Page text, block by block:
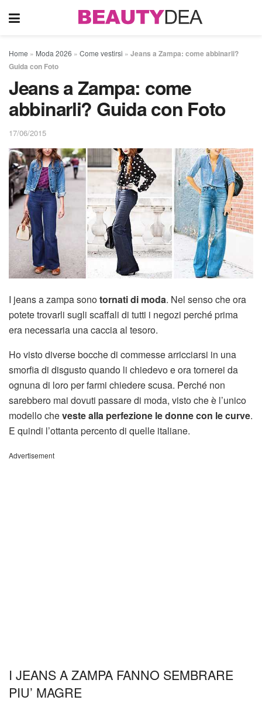
Home » Moda 2026 » Come vestirsi » Jeans a Zampa: come abbinarli?
Guida con Foto
Jeans a Zampa: come
abbinarli? Guida con Foto
17/06/2015
I jeans a zampa sonotornati di moda. Nel senso che ora
potete trovarli sugli scaffali di tutti i negozi perché prima
era necessaria una caccia al tesoro.
Ho visto diverse bocche di commesse arricciarsi in una
smorfia di disgusto quando li chiedevo e ora tornerei da
ognuna di loro per farmi chiedere scusa. Perché non
sarebbero mai dovuti passare di moda, visto che è l’unico
modello cheveste alla perfezione le donne con le curve.
E quindi l’ottanta percento di quelle italiane.
Advertisement
I JEANS A ZAMPA FANNO SEMBRARE
PIU’ MAGRE